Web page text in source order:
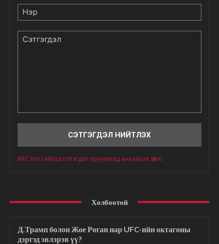
MFC.mn сайтад сэтгэгдэл оруулахад анхаарах зүйлс
Холбоотой
Д.Трамп болон Жое Роган нар UFC-ийн октагоны
дэргэд эвлэрэв үү?